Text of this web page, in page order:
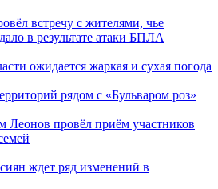
встречу с жителями, чье
в результате атаки БПЛА
ожидается жаркая и сухая погода
рядом с «Бульваром роз»
провёл приём участников
ждет ряд изменений в